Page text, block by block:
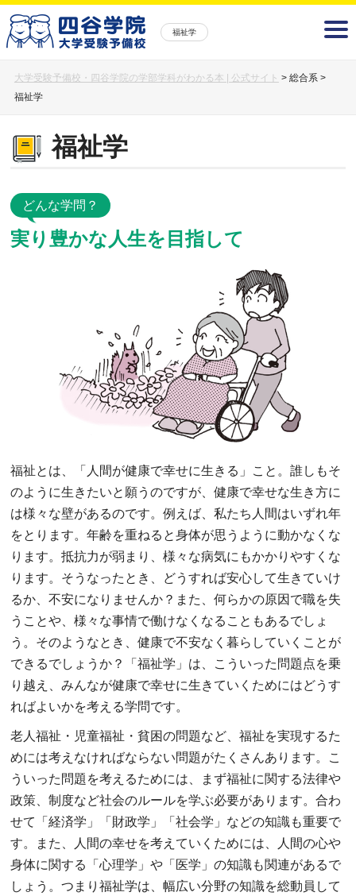
福祉学
大学受験予備校・四谷学院の学部学科がわかる本 | 公式サイト > 総合系>
福祉学
福祉学
どんな学問？
実り豊かな人生を目指して
福祉とは、「人間が健康で幸せに生きる」こと。誰しもそ
のように生きたいと願うのですが、健康で幸せな生き方に
は様々な壁があるのです。例えば、私たち人間はいずれ年
をとります。年齢を重ねると身体が思うように動かなくな
ります。抵抗力が弱まり、様々な病気にもかかりやすくな
ります。そうなったとき、どうすれば安心して生きていけ
るか、不安になりませんか？また、何らかの原因で職を失
うことや、様々な事情で働けなくなることもあるでしょ
う。そのようなとき、健康で不安なく暮らしていくことが
できるでしょうか？「福祉学」は、こういった問題点を乗
り越え、みんなが健康で幸せに生きていくためにはどうす
ればよいかを考える学問です。
老人福祉・児童福祉・貧困の問題など、福祉を実現するた
めには考えなければならない問題がたくさんあります。こ
ういった問題を考えるためには、まず福祉に関する法律や
政策、制度など社会のルールを学ぶ必要があります。合わ
せて「経済学」「財政学」「社会学」などの知識も重要で
す。また、人間の幸せを考えていくためには、人間の心や
身体に関する「心理学」や「医学」の知識も関連があるで
しょう。つまり福祉学は、幅広い分野の知識を総動員して